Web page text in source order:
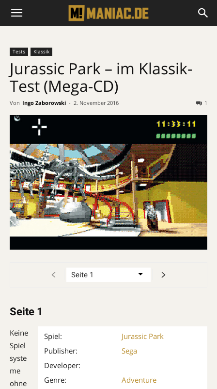
Tests Klassik
Jurassic Park – im Klassik-
Test (Mega-CD)
Von Ingo Zaborowski - 2. November 2016 1
Seite 1
Spiel:
Jurassic Park
Publisher:
Sega
Developer:
Genre:
Adventure
Keine
Spiel
syste
me
ohne